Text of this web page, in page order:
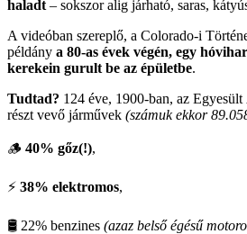
haladt – sokszor alig járható, saras,
A videóban szereplő, a Colorado-i
példány a 80-as évek végén, egy
kerekein gurult be az épületbe.
Tudtad? 124 éve, 1900-ban, az
részt vevő járművek (számuk ekkor
🪵 40% gőz(!),
⚡️ 38% elektromos,
🛢 22% benzines (azaz belső égésű